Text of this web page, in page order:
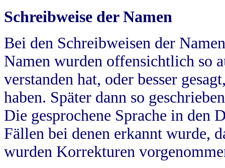
Schreibweise der Namen
Bei den Schreibweisen der
Namen wurden offensichtlich so
verstanden hat, oder besser
haben. Später dann so
Die gesprochene Sprache in
Fällen bei denen erkannt wurde,
wurden Korrekturen